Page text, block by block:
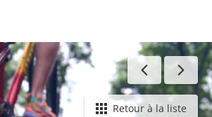
Retour à la liste